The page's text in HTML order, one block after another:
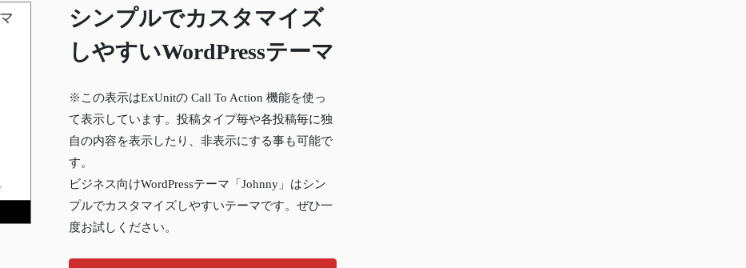
シンプルでカスタマイズ
しやすいWordPressテーマ
※この表示はExUnitの Call To Action 機能を使っ
て表示しています。投稿タイプ毎や各投稿毎に独
自の内容を表示したり、非表示にする事も可能で
す。
ビジネス向けWordPressテーマ「Johnny」はシン
プルでカスタマイズしやすいテーマです。ぜひ一
度お試しください。